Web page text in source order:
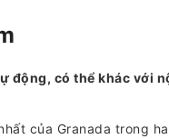
động, có thể khác với
của Granada trong